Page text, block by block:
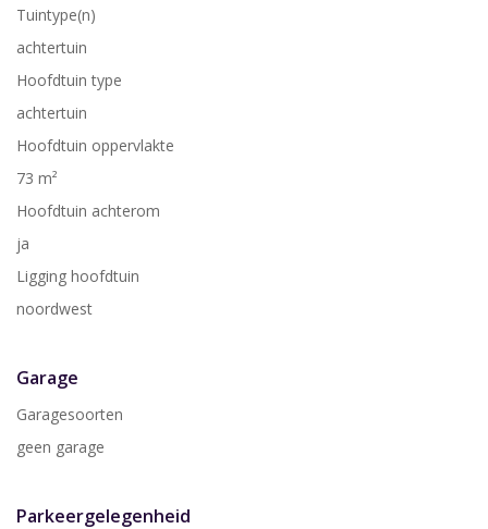
Tuintype(n)
achtertuin
Hoofdtuin type
achtertuin
Hoofdtuin oppervlakte
73 m²
Hoofdtuin achterom
ja
Ligging hoofdtuin
noordwest
Garage
Garagesoorten
geen garage
Parkeergelegenheid